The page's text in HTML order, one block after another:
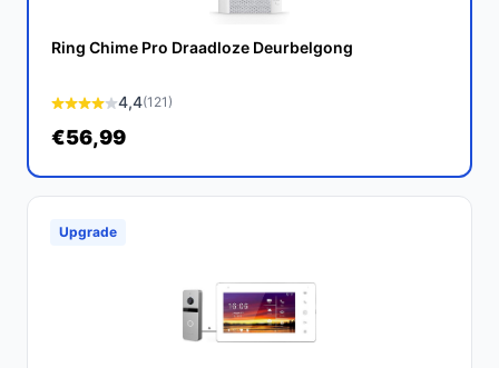
De Doorsafe 4100 LOW BUDGET is een uitstekende
keuze voor iedereen die op zoek is naar een
eenvoudige en betaalbare videodeurbel. Het biedt
praktische functies die het leven gemakkelijker maken,
zonder dat je de bank hoeft te breken.
bestedeurbelmetcamera.nl. Kies bewust wat perfect
past bij jouw behoeften!
Ring Chime Pro Draadloze Deurbelgong
4,4(121)
€56,99
Upgrade